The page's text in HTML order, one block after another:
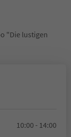
"Die lustigen
10:00 - 14:00